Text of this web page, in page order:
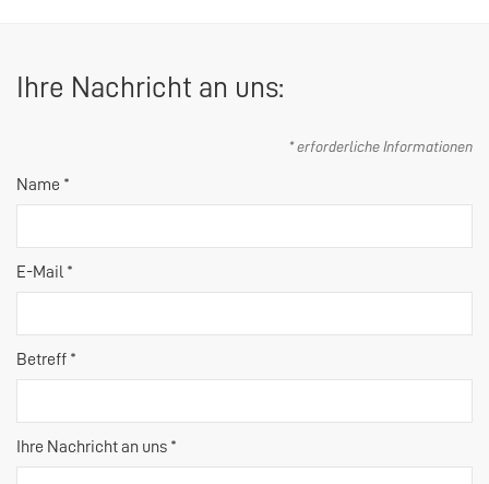
Ihre Nachricht an uns:
* erforderliche Informationen
Name *
E-Mail *
Betreff *
Ihre Nachricht an uns *